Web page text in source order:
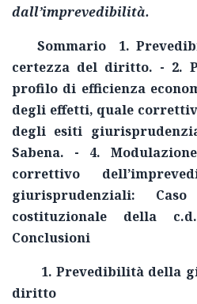
dall’imprevedibilità.
Sommario 1.
certezza del diritto. - 2.
profilo di efficienza
degli effetti, quale
degli esiti
Sabena. - 4.
correttivo
giurisprudenziali:
costituzionale della
Conclusioni
1. Prevedibilità della
diritto